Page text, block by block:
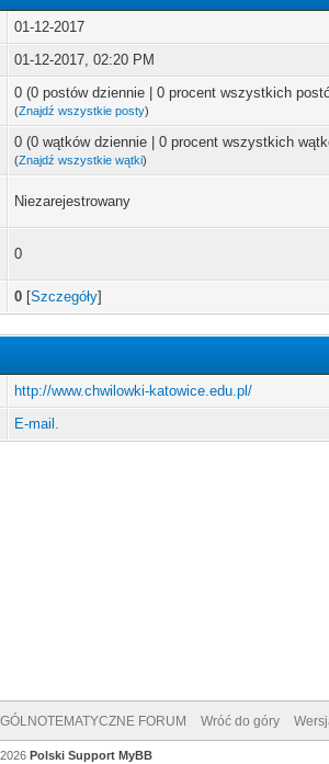
01-12-2017
01-12-2017, 02:20 PM
0 (0 postów dziennie | 0 procent wszystkich
(Znajdź wszystkie posty)
0 (0 wątków dziennie | 0 procent wszystkich
(Znajdź wszystkie wątki)
Niezarejestrowany
0
0 [Szczegóły]
http://www.chwilowki-katowice.edu.pl/
E-mail.
FORUM Wróć do góry
Polski Support MyBB